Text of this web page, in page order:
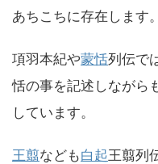
あちこちに存在します。
項羽本紀や蒙恬列伝で
恬の事を記述しながら
しています。
王翦なども白起王翦列